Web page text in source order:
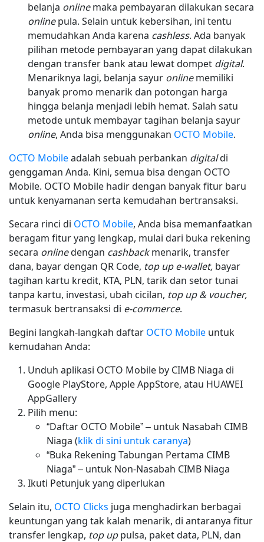
belanja onlinemaka pembayaran dilakukan secara
onlinepula. Selain untuk kebersihan, ini tentu
memudahkan Anda karena cashless. Ada banyak
pilihan metode pembayaran yang dapat dilakukan
dengan transfer bank atau lewat dompet digital.
Menariknya lagi, belanja sayur onlinememiliki
banyak promo menarik dan potongan harga
hingga belanja menjadi lebih hemat. Salah satu
metode untuk membayar tagihan belanja sayur
online, Anda bisa menggunakan OCTO Mobile.
OCTO Mobileadalah sebuah perbankan digitaldi
genggaman Anda. Kini, semua bisa dengan OCTO
Mobile. OCTO Mobile hadir dengan banyak fitur baru
untuk kenyamanan serta kemudahan bertransaksi.
Secara rinci di OCTO Mobile, Anda bisa memanfaatkan
beragam fitur yang lengkap, mulai dari buka rekening
secara onlinedengan cashbackmenarik, transfer
dana, bayar dengan QR Code, top up e-wallet, bayar
tagihan kartu kredit, KTA, PLN, tarik dan setor tunai
tanpa kartu, investasi, ubah cicilan, top up & voucher,
termasuk bertransaksi di e-commerce.
Begini langkah-langkah daftar OCTO Mobile untuk
kemudahan Anda:
Unduh aplikasi OCTO Mobile by CIMB Niaga di
Google PlayStore, Apple AppStore, atau HUAWEI
AppGallery
Pilih menu:
“Daftar OCTO Mobile” – untuk Nasabah CIMB
Niaga (klik di sini untuk caranya)
“Buka Rekening Tabungan Pertama CIMB
Niaga” – untuk Non-Nasabah CIMB Niaga
Ikuti Petunjuk yang diperlukan
Selain itu, OCTO Clicks juga menghadirkan berbagai
keuntungan yang tak kalah menarik, di antaranya fitur
transfer lengkap, top uppulsa, paket data, PLN, dan